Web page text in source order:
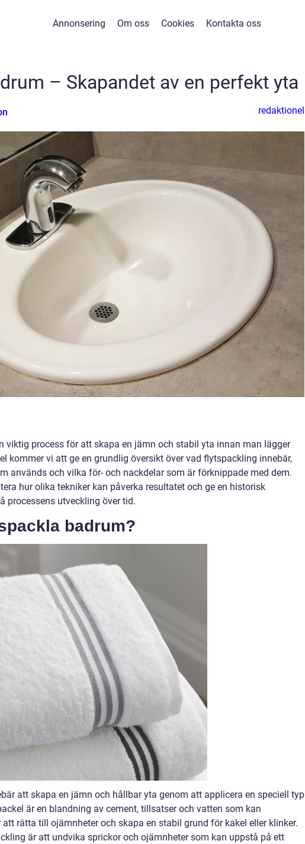
Annonsering Om oss Cookies Kontakta oss
– Skapandet av en perfekt yta
redaktionel
viktig process för att skapa en jämn och stabil yta innan man lägger
kommer vi att ge en grundlig översikt över vad flytspackling innebär,
används och vilka för- och nackdelar som är förknippade med dem.
hur olika tekniker kan påverka resultatet och ge en historisk
processens utveckling över tid.
badrum?
att skapa en jämn och hållbar yta genom att applicera en speciell typ
är en blandning av cement, tillsatser och vatten som kan
rätta till ojämnheter och skapa en stabil grund för kakel eller klinker.
är att undvika sprickor och ojämnheter som kan uppstå på ett